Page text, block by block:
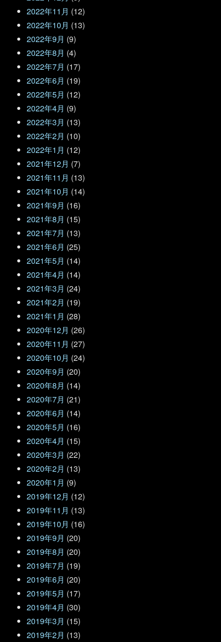
2022年11月 (12)
2022年10月 (13)
2022年9月 (9)
2022年8月 (4)
2022年7月 (17)
2022年6月 (19)
2022年5月 (12)
2022年4月 (9)
2022年3月 (13)
2022年2月 (10)
2022年1月 (12)
2021年12月 (7)
2021年11月 (13)
2021年10月 (14)
2021年9月 (16)
2021年8月 (15)
2021年7月 (13)
2021年6月 (25)
2021年5月 (14)
2021年4月 (14)
2021年3月 (24)
2021年2月 (19)
2021年1月 (28)
2020年12月 (26)
2020年11月 (27)
2020年10月 (24)
2020年9月 (20)
2020年8月 (14)
2020年7月 (21)
2020年6月 (14)
2020年5月 (16)
2020年4月 (15)
2020年3月 (22)
2020年2月 (13)
2020年1月 (9)
2019年12月 (12)
2019年11月 (13)
2019年10月 (16)
2019年9月 (20)
2019年8月 (20)
2019年7月 (19)
2019年6月 (20)
2019年5月 (17)
2019年4月 (30)
2019年3月 (15)
2019年2月 (13)